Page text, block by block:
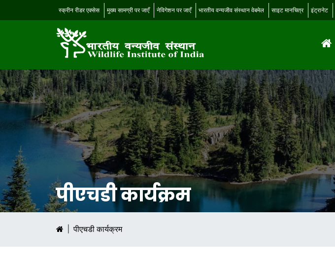
स्क्रीन रीडर एक्सेस मुख्य सामग्री पर जाएँ नेविगेशन पर जाएँ भारतीय वन्यजीव संस्थान वेबमेल साइट मानचित्र इंट्रानेट
पीएचडी कार्यक्रम
पीएचडी कार्यक्रम